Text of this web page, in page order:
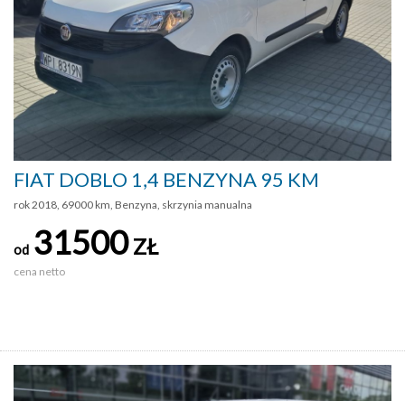
FIAT DOBLO 1,4 BENZYNA 95 KM
rok 2018, 69000 km, Benzyna, skrzynia manualna
od 31500ZŁ
cena netto